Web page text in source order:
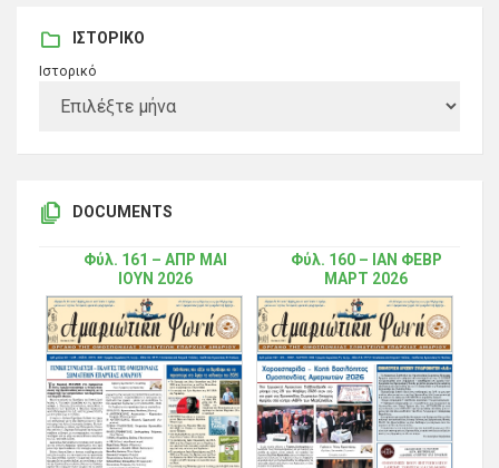
ΙΣΤΟΡΙΚΌ
Ιστορικό
DOCUMENTS
Φύλ. 161 – ΑΠΡ ΜΑΙ
ΙΟΥΝ 2026
Φύλ. 160 – ΙΑΝ ΦΕΒΡ
ΜΑΡΤ 2026